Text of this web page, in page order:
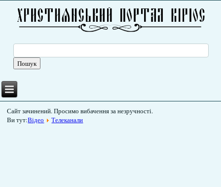
Сайт зачинений. Просимо вибачення за незручності.
Ви тут:Відео Телеканали